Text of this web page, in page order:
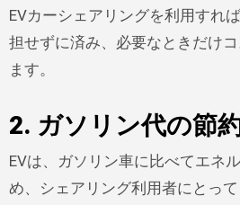
EVカーシェアリングを利用すれ
担せずに済み、必要なときだけ
ます。
2. ガソリン代の節
EVは、ガソリン車に比べてエネ
め、シェアリング利用者にとっ